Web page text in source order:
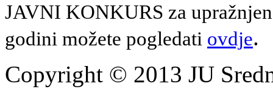
JAVNI KONKURS za
godini možete pogledati ovdje.
Copyright © 2013 JU